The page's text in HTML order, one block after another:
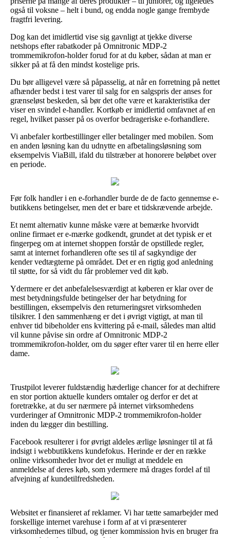
også til voksne – helt i bund, og endda nogle gange frembyde
fragtfri levering.
Dog kan det imidlertid vise sig gavnligt at tjekke diverse
netshops efter rabatkoder på Omnitronic MDP-2
trommemikrofon-holder forud for at du køber, sådan at man er
sikker på at få den mindst kostelige pris.
Du bør alligevel være så påpasselig, at når en forretning på nettet
afhænder bedst i test varer til salg for en salgspris der anses for
grænseløst beskeden, så bør det ofte være et karakteristika der
viser en svindel e-handler. Kortkøb er imidlertid omfavnet af en
regel, hvilket passer på os overfor bedrageriske e-forhandlere.
Vi anbefaler kortbestillinger eller betalinger med mobilen. Som
en anden løsning kan du udnytte en afbetalingsløsning som
eksempelvis ViaBill, ifald du tilstræber at honorere beløbet over
en periode.
Før folk handler i en e-forhandler burde de de facto gennemse e-
butikkens betingelser, men det er bare et tidskrævende arbejde.
Et nemt alternativ kunne måske være at bemærke hvorvidt
online firmaet er e-mærke godkendt, grundet at det typisk er et
fingerpeg om at internet shoppen forstår de opstillede regler,
samt at internet forhandleren ofte ses til af sagkyndige der
kender vedtægterne på området. Det er en rigtig god anledning
til støtte, for så vidt du får problemer ved dit køb.
Ydermere er det anbefalelsesværdigt at køberen er klar over de
mest betydningsfulde betingelser der har betydning for
bestillingen, eksempelvis den returneringsret virksomheden
tilsikrer. I den sammenhæng er det i øvrigt vigtigt, at man til
enhver tid bibeholder ens kvittering på e-mail, således man altid
vil kunne påvise sin ordre af Omnitronic MDP-2
trommemikrofon-holder, om du søger efter varer til en herre eller
dame.
Trustpilot leverer fuldstændig hæderlige chancer for at dechifrere
en stor portion aktuelle kunders omtaler og derfor er det at
foretrække, at du ser nærmere på internet virksomhedens
vurderinger af Omnitronic MDP-2 trommemikrofon-holder
inden du lægger din bestilling.
Facebook resulterer i for øvrigt aldeles ærlige løsninger til at få
indsigt i webbutikkens kundefokus. Herinde er der en række
online virksomheder hvor det er muligt at meddele en
anmeldelse af deres køb, som ydermere må drages fordel af til
afvejning af kundetilfredsheden.
Websitet er finansieret af reklamer. Vi har tætte samarbejder med
forskellige internet varehuse i form af at vi præsenterer
virksomhedernes tilbud, og tjener kommission hvis en bruger fra